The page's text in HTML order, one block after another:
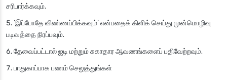
சரிபார்க்கவும்.
‘இப்போதே விண்ணப்பிக்கவும்’ என்பதைக் கிளிக் செய்து முன்மொழிவு
படிவத்தை நிரப்பவும்.
தேவைப்பட்டால் ஐடி மற்றும் சுகாதார ஆவணங்களைப் பதிவேற்றவும்.
பாதுகாப்பாக பணம் செலுத்துங்கள்